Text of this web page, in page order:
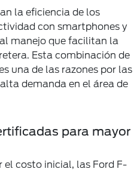
la eficiencia de los
con smartphones y
manejo que facilitan la
Esta combinación de
una de las razones por las
demanda en el área de
para mayor
el costo inicial, las Ford F-